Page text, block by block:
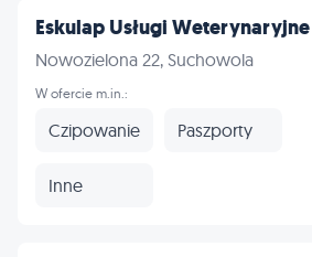
Eskulap Usługi Weterynaryjne
Nowozielona 22, Suchowola
W ofercie m.in.:
Czipowanie Paszporty
Inne